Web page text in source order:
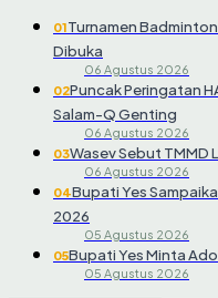
01Turnamen
Dibuka
06 Agustus 2026
02Puncak Peringatan
Salam-Q Genting
06 Agustus 2026
03Wasev Sebut TMMD
06 Agustus 2026
04Bupati Yes
2026
05 Agustus 2026
05Bupati Yes Minta
05 Agustus 2026